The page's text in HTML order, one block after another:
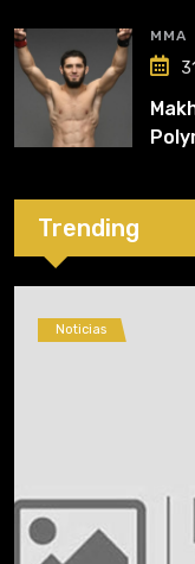
MMA
Trending
Noticias